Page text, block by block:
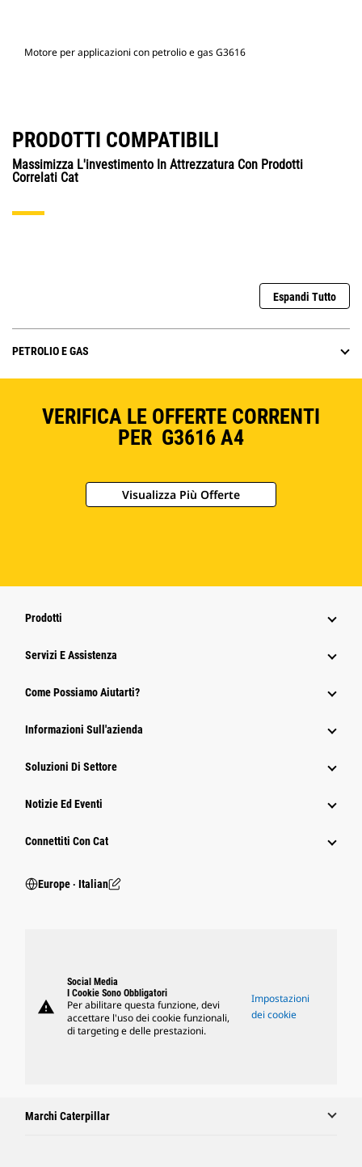
Motore per applicazioni con petrolio e gas G3616
PRODOTTI COMPATIBILI
Massimizza L'investimento In Attrezzatura Con Prodotti
Correlati Cat
Espandi Tutto
PETROLIO E GAS
VERIFICA LE OFFERTE CORRENTI
PER G3616 A4
Visualizza Più Offerte
Prodotti
Servizi E Assistenza
Come Possiamo Aiutarti?
Informazioni Sull'azienda
Soluzioni Di Settore
Notizie Ed Eventi
Connettiti Con Cat
Europe ‧ Italian
warning
Social Media
I Cookie Sono Obbligatori
Per abilitare questa funzione, devi
accettare l'uso dei cookie funzionali,
di targeting e delle prestazioni.
Impostazioni
dei cookie
Marchi Caterpillar